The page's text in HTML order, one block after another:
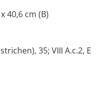
40,6 cm (B)
35; VIII A.c.2, E